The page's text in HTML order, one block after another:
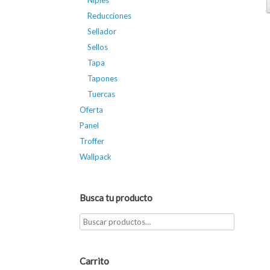
Reducciones
Sellador
Sellos
Tapa
Tapones
Tuercas
Oferta
Panel
Troffer
Wallpack
Busca tu producto
Carrito